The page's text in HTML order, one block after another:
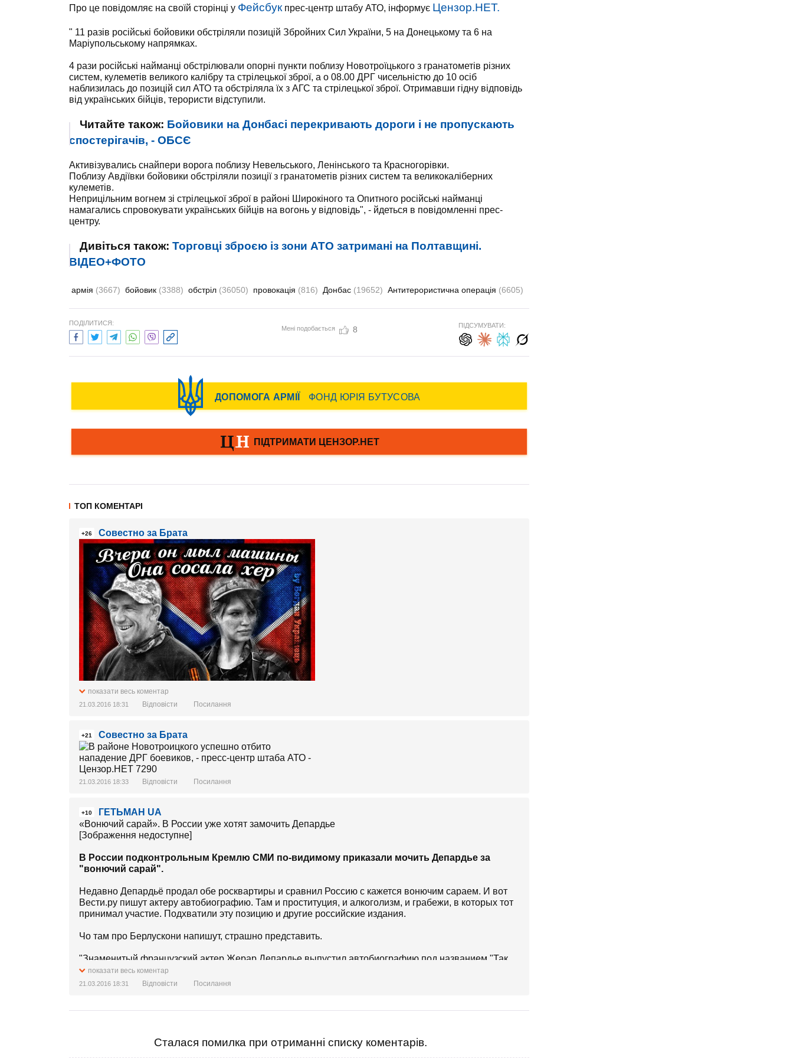
Про це повідомляє на своїй сторінці у Фейсбук прес-центр штабу АТО, інформує Цензор.НЕТ.
" 11 разів російські бойовики обстріляли позицій Збройних Сил України, 5 на Донецькому та 6 на
Маріупольському напрямках.
4 рази російські найманці обстрілювали опорні пункти поблизу Новотроїцького з гранатометів різних
систем, кулеметів великого калібру та стрілецької зброї, а о 08.00 ДРГ чисельністю до 10 осіб
наблизилась до позицій сил АТО та обстріляла їх з АГС та стрілецької зброї. Отримавши гідну відповідь
від українських бійців, терористи відступили.
Читайте також: Бойовики на Донбасі перекривають дороги і не пропускають
спостерігачів, - ОБСЄ
Активізувались снайпери ворога поблизу Невельського, Ленінського та Красногорівки.
Поблизу Авдіївки бойовики обстріляли позиції з гранатометів різних систем та великокаліберних
кулеметів.
Неприцільним вогнем зі стрілецької зброї в районі Широкіного та Опитного російські найманці
намагались спровокувати українських бійців на вогонь у відповідь", - йдеться в повідомленні прес-
центру.
Дивіться також: Торговці зброєю із зони АТО затримані на Полтавщині.
ВІДЕО+ФОТО
армія (3667) бойовик (3388) обстріл (36050) провокація (816) Донбас (19652) Антитерористична операція (6605)
ПОДІЛИТИСЯ:
Мені подобається 8 ПІДСУМУВАТИ:
ТОП КОМЕНТАРІ
+26 Совестно за Брата
показати весь коментар
21.03.2016 18:31 Відповісти Посилання
+21 Совестно за Брата
21.03.2016 18:33 Відповісти Посилання
+10
ГЕТЬМАН UA
«Вонючий сарай». В России уже хотят замочить Депардье
[Зображення недоступне]
В России подконтрольным Кремлю СМИ по-видимому приказали мочить Депардье за
"вонючий сарай".
Недавно Депардьё продал обе росквартиры и сравнил Россию с кажется вонючим сараем. И вот
Вести.ру пишут актеру автобиографию. Там и проституция, и алкоголизм, и грабежи, в которых тот
принимал участие. Подхватили эту позицию и другие российские издания.
Чо там про Берлускони напишут, страшно представить.
"Знаменитый французский актер Жерар Депардье выпустил автобиографию под названием "Так
уж случилось" ("Ca c'est fait comme ca"). В ней звезда кино сделал несколько шокирующих
признаний, в частности, о том, как в юности торговал собой, мародерствовал и грабил своих
отпечаток на жизнь будущего актера. Он рос среди беспризорников и шпаны.
показати весь коментар
21.03.2016 18:31 Відповісти Посилання
Сталася помилка при отриманні списку коментарів.